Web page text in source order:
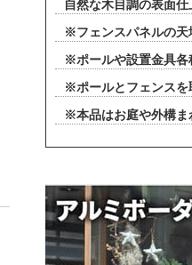
自然な木目調の表面
※フェンスパネルの天
※ポールや設置金具各
※ポールとフェンスを
※本品はお庭や外構ま